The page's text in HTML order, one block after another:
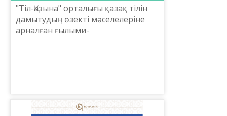
"Тіл-Қазына" орталығы қазақ тілін
дамытудың өзекті мәселелеріне
арналған ғылыми-